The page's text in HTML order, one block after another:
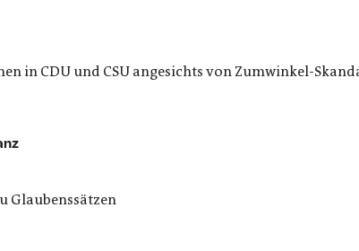
in CDU und CSU angesichts von Zumwinkel-
Glaubenssätzen